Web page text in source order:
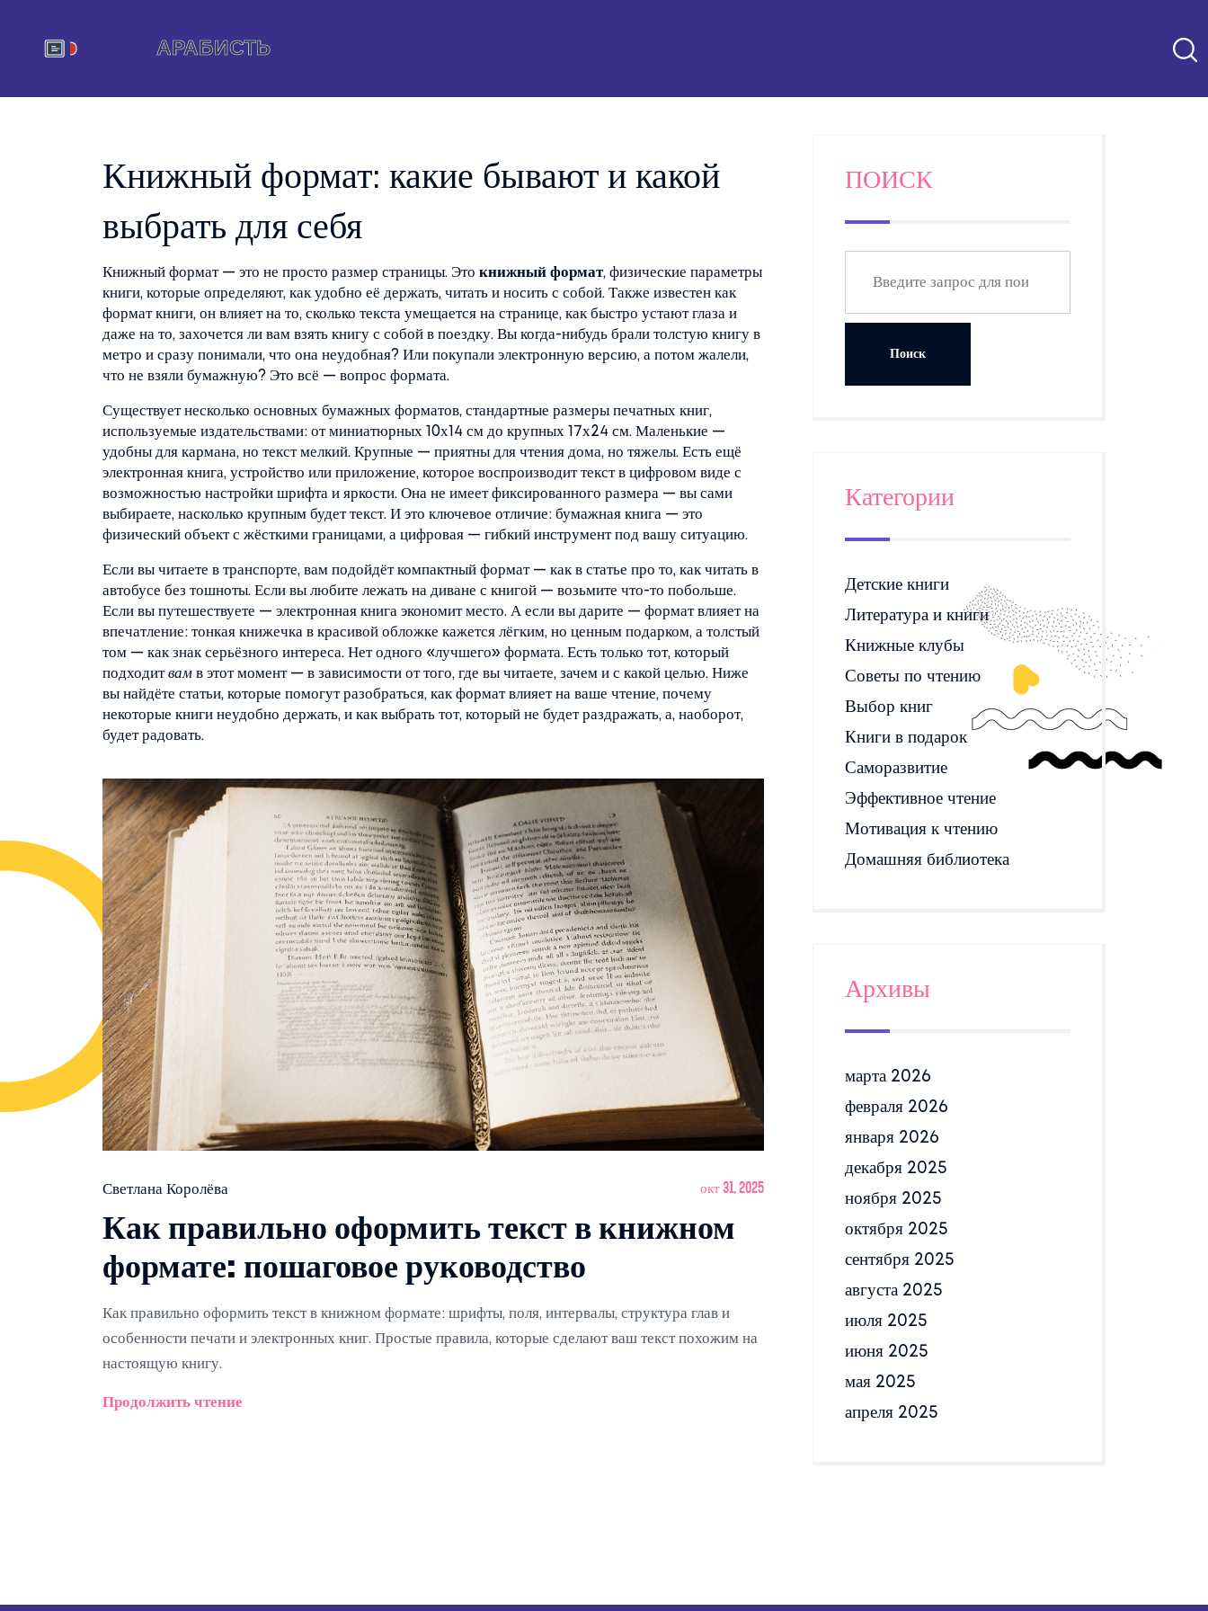
Книжный формат: какие бывают и какой
выбрать для себя
Книжный формат — это не просто размер страницы. Это книжный формат, физические параметры
книги, которые определяют, как удобно её держать, читать и носить с собой. Также известен как
формат книги, он влияет на то, сколько текста умещается на странице, как быстро устают глаза и
даже на то, захочется ли вам взять книгу с собой в поездку. Вы когда-нибудь брали толстую книгу в
метро и сразу понимали, что она неудобная? Или покупали электронную версию, а потом жалели,
что не взяли бумажную? Это всё — вопрос формата.
Существует несколько основных бумажных форматов, стандартные размеры печатных книг,
используемые издательствами: от миниатюрных 10х14 см до крупных 17х24 см. Маленькие —
удобны для кармана, но текст мелкий. Крупные — приятны для чтения дома, но тяжелы. Есть ещё
электронная книга, устройство или приложение, которое воспроизводит текст в цифровом виде с
возможностью настройки шрифта и яркости. Она не имеет фиксированного размера — вы сами
выбираете, насколько крупным будет текст. И это ключевое отличие: бумажная книга — это
физический объект с жёсткими границами, а цифровая — гибкий инструмент под вашу ситуацию.
Если вы читаете в транспорте, вам подойдёт компактный формат — как в статье про то, как читать в
автобусе без тошноты. Если вы любите лежать на диване с книгой — возьмите что-то побольше.
Если вы путешествуете — электронная книга экономит место. А если вы дарите — формат влияет на
впечатление: тонкая книжечка в красивой обложке кажется лёгким, но ценным подарком, а толстый
том — как знак серьёзного интереса. Нет одного «лучшего» формата. Есть только тот, который
подходит вам в этот момент — в зависимости от того, где вы читаете, зачем и с какой целью. Ниже
вы найдёте статьи, которые помогут разобраться, как формат влияет на ваше чтение, почему
некоторые книги неудобно держать, и как выбрать тот, который не будет раздражать, а, наоборот,
будет радовать.
Светлана Королёва окт 31, 2025
Как правильно оформить текст в книжном
формате: пошаговое руководство
Как правильно оформить текст в книжном формате: шрифты, поля, интервалы, структура глав и
особенности печати и электронных книг. Простые правила, которые сделают ваш текст похожим на
настоящую книгу.
Продолжить чтение
ПОИСК
Категории
Детские книги
Литература и книги
Книжные клубы
Советы по чтению
Выбор книг
Книги в подарок
Саморазвитие
Эффективное чтение
Мотивация к чтению
Домашняя библиотека
Архивы
марта 2026
февраля 2026
января 2026
декабря 2025
ноября 2025
октября 2025
сентября 2025
августа 2025
июля 2025
июня 2025
мая 2025
апреля 2025